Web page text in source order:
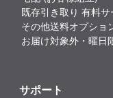
既存引き取り 有料サ
その他送料オプショ
お届け対象外・曜日
サポート